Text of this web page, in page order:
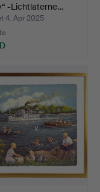
-Lichtlaterne…
4. Apr 2025